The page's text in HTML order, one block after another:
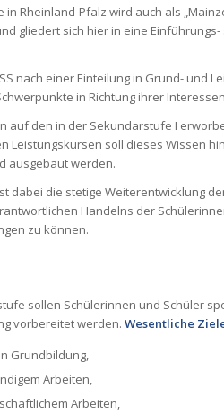
Rheinland-Pfalz wird auch als
gliedert sich hier in eine
nach einer Einteilung in Grund- und
in Richtung ihrer
auf den in der Sekundarstufe I
Leistungskursen soll dieses Wissen
ausgebaut werden.
dabei die stetige Weiterentwicklung
Handelns der
zu können.
sollen Schülerinnen und Schüler
vorbereitet werden.Wesentliche
Grundbildung,
Arbeiten,
Arbeiten,